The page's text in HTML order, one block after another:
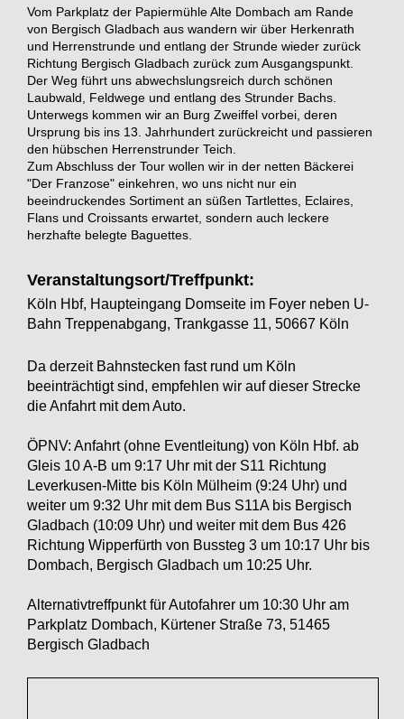
Vom Parkplatz der Papiermühle Alte Dombach am Rande
von Bergisch Gladbach aus wandern wir über Herkenrath
und Herrenstrunde und entlang der Strunde wieder zurück
Richtung Bergisch Gladbach zurück zum Ausgangspunkt.
Der Weg führt uns abwechslungsreich durch schönen
Laubwald, Feldwege und entlang des Strunder Bachs.
Unterwegs kommen wir an Burg Zweiffel vorbei, deren
Ursprung bis ins 13. Jahrhundert zurückreicht und passieren
den hübschen Herrenstrunder Teich.
Zum Abschluss der Tour wollen wir in der netten Bäckerei
"Der Franzose" einkehren, wo uns nicht nur ein
beeindruckendes Sortiment an süßen Tartlettes, Eclaires,
Flans und Croissants erwartet, sondern auch leckere
herzhafte belegte Baguettes.
Veranstaltungsort/Treffpunkt:
Köln Hbf, Haupteingang Domseite im Foyer neben U-
Bahn Treppenabgang, Trankgasse 11, 50667 Köln
Da derzeit Bahnstecken fast rund um Köln
beeinträchtigt sind, empfehlen wir auf dieser Strecke
die Anfahrt mit dem Auto.
ÖPNV: Anfahrt (ohne Eventleitung) von Köln Hbf. ab
Gleis 10 A-B um 9:17 Uhr mit der S11 Richtung
Leverkusen-Mitte bis Köln Mülheim (9:24 Uhr) und
weiter um 9:32 Uhr mit dem Bus S11A bis Bergisch
Gladbach (10:09 Uhr) und weiter mit dem Bus 426
Richtung Wipperfürth von Bussteg 3 um 10:17 Uhr bis
Dombach, Bergisch Gladbach um 10:25 Uhr.
Alternativtreffpunkt für Autofahrer um 10:30 Uhr am
Parkplatz Dombach, Kürtener Straße 73, 51465
Bergisch Gladbach